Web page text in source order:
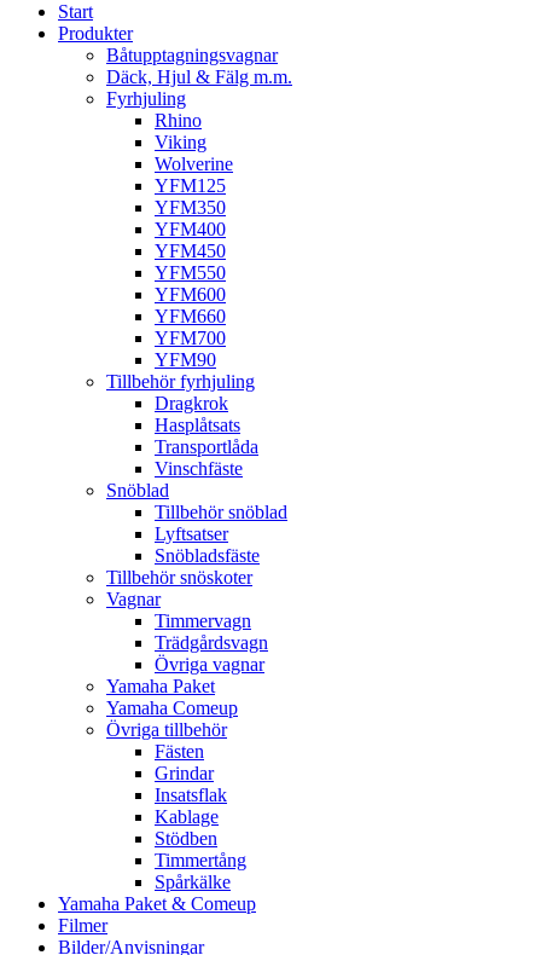
Start
Produkter
Båtupptagningsvagnar
Däck, Hjul & Fälg m.m.
Fyrhjuling
Rhino
Viking
Wolverine
YFM125
YFM350
YFM400
YFM450
YFM550
YFM600
YFM660
YFM700
YFM90
Tillbehör fyrhjuling
Dragkrok
Hasplåtsats
Transportlåda
Vinschfäste
Snöblad
Tillbehör snöblad
Lyftsatser
Snöbladsfäste
Tillbehör snöskoter
Vagnar
Timmervagn
Trädgårdsvagn
Övriga vagnar
Yamaha Paket
Yamaha Comeup
Övriga tillbehör
Fästen
Grindar
Insatsflak
Kablage
Stödben
Timmertång
Spårkälke
Yamaha Paket & Comeup
Filmer
Bilder/Anvisningar